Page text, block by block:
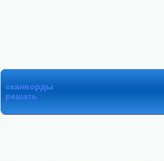
сканворды
решать